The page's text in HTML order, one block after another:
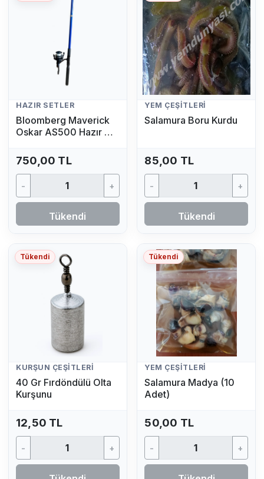
HAZIR SETLER
Bloomberg Maverick
Oskar AS500 Hazır Av
GR)
750,00 TL
- +
Tükendi
YEM ÇEŞITLERI
Salamura Boru Kurdu
85,00 TL
- +
Tükendi
Tükendi
KURŞUN ÇEŞITLERI
40 Gr Fırdöndülü Olta
Kurşunu
12,50 TL
- +
Tükendi
YEM ÇEŞITLERI
Salamura Madya (10
Adet)
50,00 TL
- +